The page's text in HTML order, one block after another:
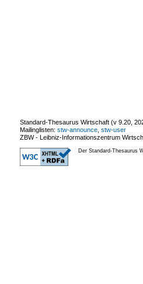
Standard-Thesaurus Wirtschaft (v 9.20
Mailinglisten: stw-announce stw-user
ZBW - Leibniz-Informationszentrum
Der Standard-Thesaurus